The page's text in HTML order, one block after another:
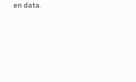
en data.